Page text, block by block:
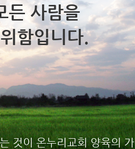
든 사람을
함입니다.
것이 온누리교회 양육의